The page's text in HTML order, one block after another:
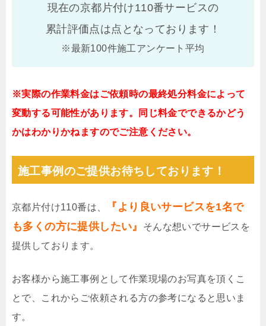
現在の京都片付け110番サービスの
累計評価点は点となっております！
※最新100件施工アンケート平均
※実際の作業料金はご依頼時の最終処分料金によって
変動する可能性があります。同じ料金でできるかどう
かはわかりかねますのでご注意ください。
施工事例のご提供お待ちしております！
京都片付け110番は、
『より良いサービスを1名で
も多くの方に提供したい』
そんな想いでサービスを
提供しております。
お客様から施工事例として作業現場のお写真を頂くこ
とで、これからご依頼される方の参考になると思いま
す。